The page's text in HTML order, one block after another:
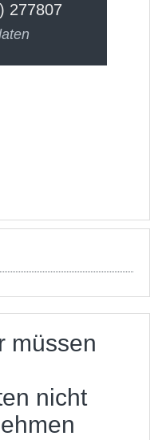
277807
müssen
nicht